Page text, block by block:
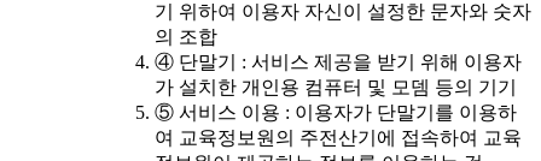
기 위하여 이용자 자신이 설정한 문자와 숫자
의 조합
④ 단말기 : 서비스 제공을 받기 위해 이용자
가 설치한 개인용 컴퓨터 및 모뎀 등의 기기
⑤ 서비스 이용 : 이용자가 단말기를 이용하
여 교육정보원의 주전산기에 접속하여 교육